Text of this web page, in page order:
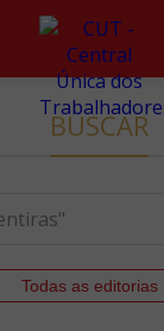
BUSCAR
Todas as editorias